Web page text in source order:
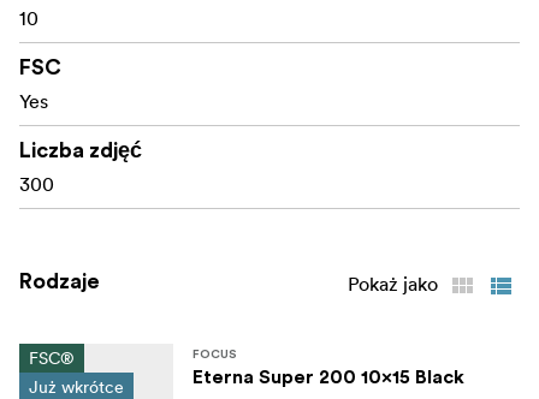
10
FSC
Yes
Liczba zdjęć
300
Rodzaje Pokaż jako
FSC®
Już wkrótce
FOCUS
Eterna Super 200 10x15 Black